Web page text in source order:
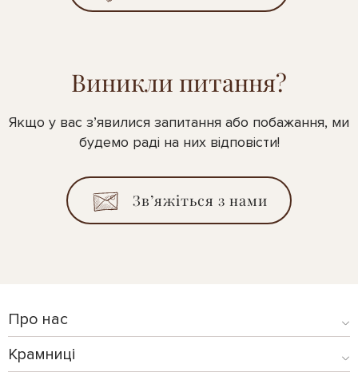
Виникли питання?
Якщо у вас з’явилися запитання або побажання, ми
будемо раді на них відповісти!
Зв’яжіться з нами
Про нас
Крамниці